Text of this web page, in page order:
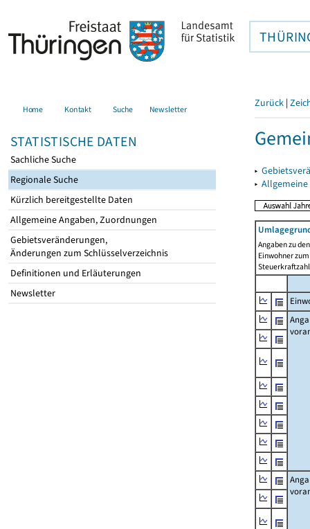
Home Kontakt Suche Newsletter
STATISTISCHE DATEN
Sachliche Suche
Regionale Suche
Kürzlich bereitgestellte Daten
Allgemeine Angaben, Zuordnungen
Gebietsveränderungen,
Änderungen zum Schlüsselverzeichnis
Definitionen und Erläuterungen
Newsletter
Zurück |
▸
▸
Angaben zu
Einwohner